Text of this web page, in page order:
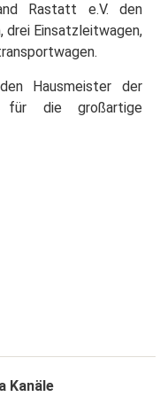
Rastatt e.V. den
drei Einsatzleitwagen,
Hausmeister der
für die großartige
Kanäle